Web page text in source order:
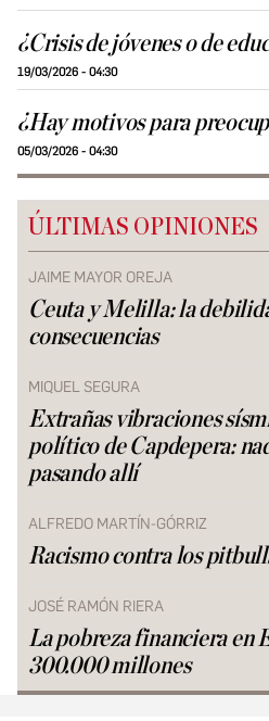
¿Crisis de jóvenes o de
19/03/2026 - 04:30
¿Hay motivos para
05/03/2026 - 04:30
ÚLTIMAS OPINIONES
JAIME MAYOR OREJA
Ceuta y Melilla: la
consecuencias
MIQUEL SEGURA
Extrañas vibraciones
político de Capdepera:
pasando allí
ALFREDO MARTÍN-GÓRRIZ
Racismo contra los
JOSÉ RAMÓN RIERA
La pobreza financiera en
300.000 millones